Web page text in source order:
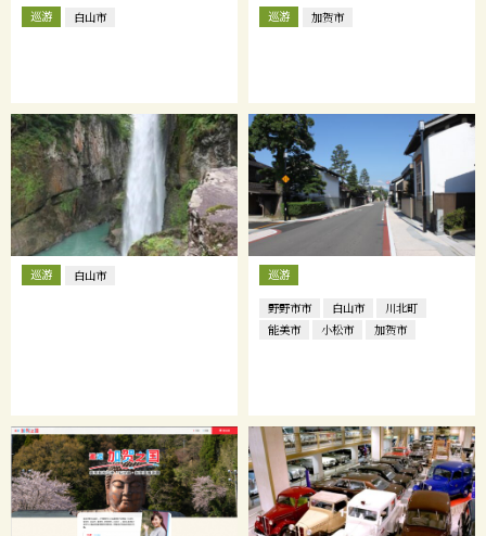
巡游 白山市 巡游 加贺市
巡游 白山市 巡游
野野市市 白山市
川北町
能美市
小松市 加贺市